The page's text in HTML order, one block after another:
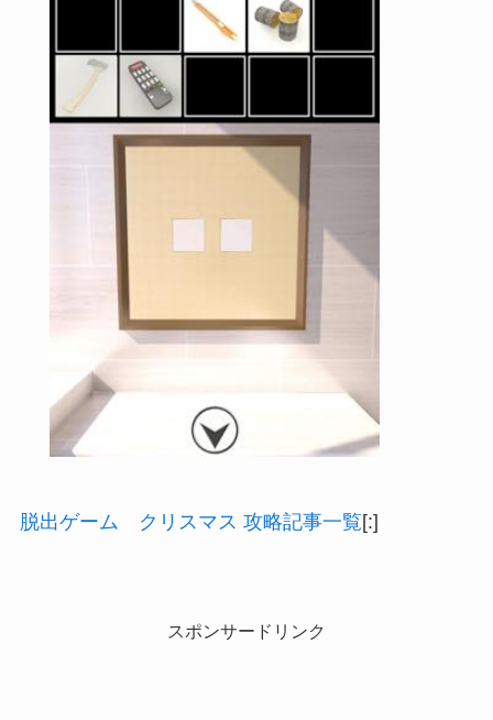
脱出ゲーム クリスマス 攻略記事一覧[:]
スポンサードリンク